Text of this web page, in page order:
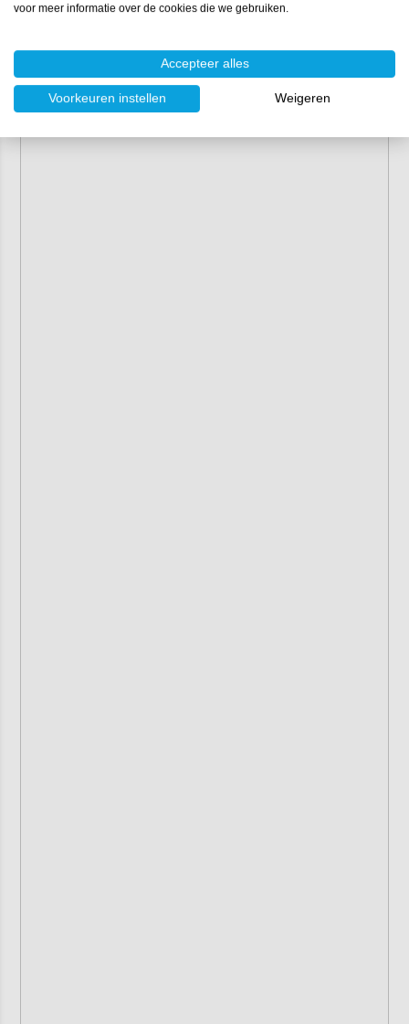
voor meer informatie over de cookies die we gebruiken.
Accepteer alles
Voorkeuren instellen Weigeren